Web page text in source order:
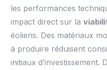
les performances
impact direct sur la
éoliens. Des matériaux
à produire réduisent
initiaux d’investissement.